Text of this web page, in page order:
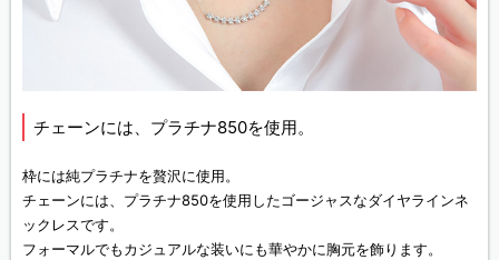
チェーンには、プラチナ850を使用。
枠には純プラチナを贅沢に使用。
チェーンには、プラチナ850を使用したゴージャスなダイヤラインネ
ックレスです。
フォーマルでもカジュアルな装いにも華やかに胸元を飾ります。